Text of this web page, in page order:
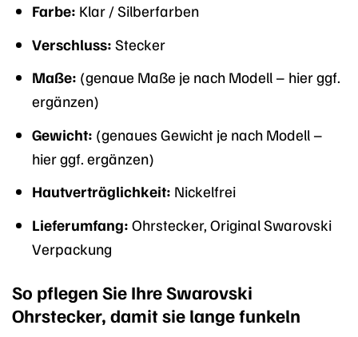
Farbe: Klar / Silberfarben
Verschluss: Stecker
Maße: (genaue Maße je nach Modell – hier ggf.
ergänzen)
Gewicht: (genaues Gewicht je nach Modell –
hier ggf. ergänzen)
Hautverträglichkeit: Nickelfrei
Lieferumfang: Ohrstecker, Original Swarovski
Verpackung
So pflegen Sie Ihre Swarovski
Ohrstecker, damit sie lange funkeln